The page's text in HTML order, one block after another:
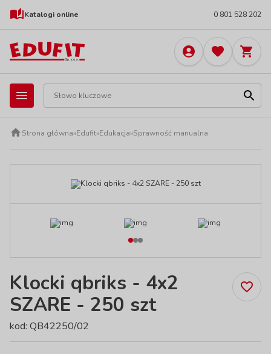
Katalogi online 0 801 528 202
Strona główna»Edufit»Edukacja»Sprawność manualna
Klocki qbriks - 4x2
SZARE - 250 szt
kod: QB42250/02